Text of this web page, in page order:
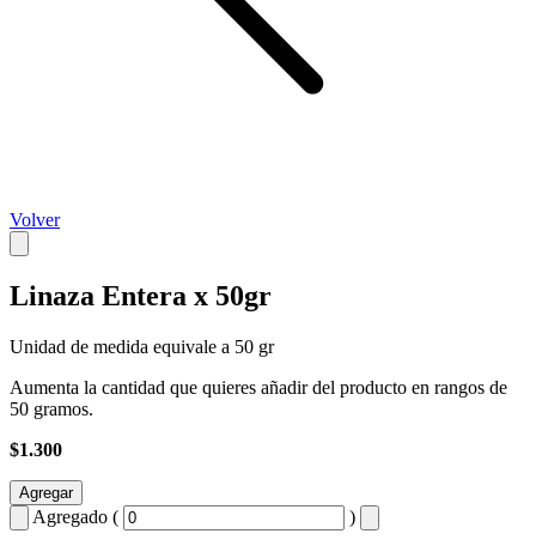
Volver
Linaza Entera x 50gr
Unidad de medida equivale a 50 gr
Aumenta la cantidad que quieres añadir del producto en rangos de
50 gramos.
$1.300
Agregar
Agregado ( )